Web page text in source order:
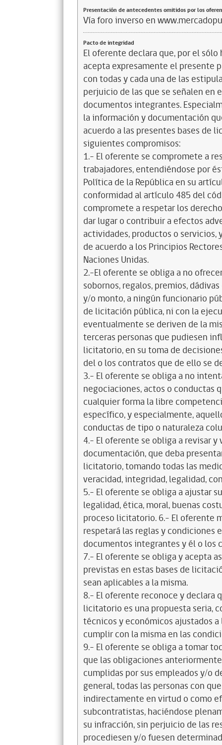
Presentación de antecedentes omitidos por los
Vía foro inverso en
Pacto de integridad
El oferente declara que, por el
acepta expresamente el presente
con todas y cada una de las
perjuicio de las que se señalen en
documentos integrantes.
la información y documentación
acuerdo a las presentes bases de
siguientes compromisos:
1.- El oferente se compromete a
trabajadores, entendiéndose por
Política de la República en su
conformidad al artículo 485 del
compromete a respetar los
dar lugar o contribuir a efectos
actividades, productos o servicios,
de acuerdo a los Principios
Naciones Unidas.
2.-El oferente se obliga a no
sobornos, regalos, premios,
y/o monto, a ningún funcionario
de licitación pública, ni con la
eventualmente se deriven de la
terceras personas que pudiesen
licitatorio, en su toma de
del o los contratos que de ello se
3.- El oferente se obliga a no
negociaciones, actos o conductas
cualquier forma la libre
específico, y especialmente,
conductas de tipo o naturaleza
4.- El oferente se obliga a revisar
documentación, que deba
licitatorio, tomando todas las
veracidad, integridad, legalidad,
5.- El oferente se obliga a ajustar
legalidad, ética, moral, buenas
proceso licitatorio. 6.- El oferente
respetará las reglas y condiciones
documentos integrantes y él o los
7.- El oferente se obliga y acepta
previstas en estas bases de
sean aplicables a la misma.
8.- El oferente reconoce y declara
licitatorio es una propuesta seria,
técnicos y económicos ajustados
cumplir con la misma en las
9.- El oferente se obliga a tomar
que las obligaciones
cumplidas por sus empleados y/o
general, todas las personas con
indirectamente en virtud o como
subcontratistas, haciéndose
su infracción, sin perjuicio de las
procediesen y/o fuesen